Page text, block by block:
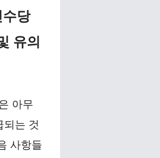
수당
유의
아무
되는 것
사항들